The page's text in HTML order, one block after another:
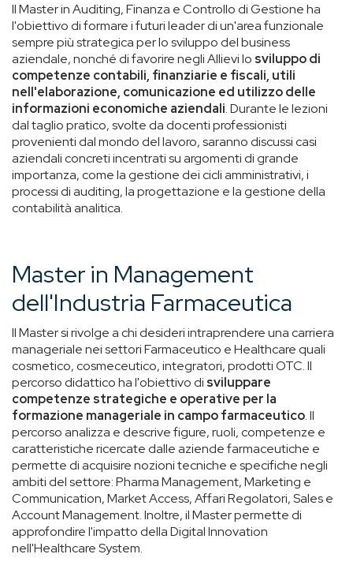
Il Master in Auditing, Finanza e Controllo di Gestione ha
l'obiettivo di formare i futuri leader di un'area funzionale
sempre più strategica per lo sviluppo del business
aziendale, nonché di favorire negli Allievi lo sviluppo di
competenze contabili, finanziarie e fiscali, utili
nell'elaborazione, comunicazione ed utilizzo delle
informazioni economiche aziendali. Durante le lezioni
dal taglio pratico, svolte da docenti professionisti
provenienti dal mondo del lavoro, saranno discussi casi
aziendali concreti incentrati su argomenti di grande
importanza, come la gestione dei cicli amministrativi, i
processi di auditing, la progettazione e la gestione della
contabilità analitica.
Master in Management
dell'Industria Farmaceutica
Il Master si rivolge a chi desideri intraprendere una carriera
manageriale nei settori Farmaceutico e Healthcare quali
cosmetico, cosmeceutico, integratori, prodotti OTC. Il
percorso didattico ha l'obiettivo di sviluppare
competenze strategiche e operative per la
formazione manageriale in campo farmaceutico. Il
percorso analizza e descrive figure, ruoli, competenze e
caratteristiche ricercate dalle aziende farmaceutiche e
permette di acquisire nozioni tecniche e specifiche negli
ambiti del settore: Pharma Management, Marketing e
Communication, Market Access, Affari Regolatori, Sales e
Account Management. Inoltre, il Master permette di
approfondire l'impatto della Digital Innovation
nell'Healthcare System.